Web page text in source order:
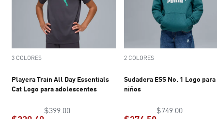
3 COLORES
Playera Train All Day Essentials
Cat Logo para adolescentes
$399.00precio original $399.00
2 COLORES
Sudadera ESS No. 1 Logo para
niños
$749.00precio